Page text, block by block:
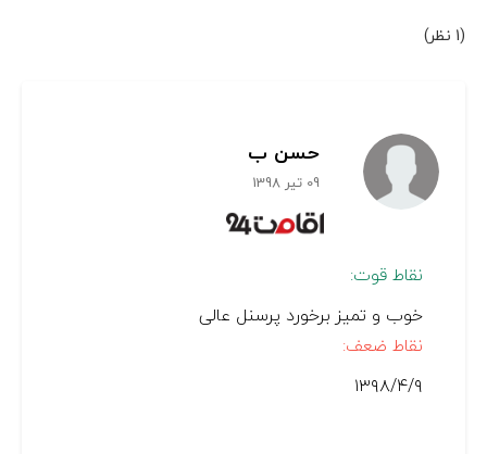
(1 نظر)
حسن ب
09 تیر 1398
نقاط قوت:
خوب و تمیز برخورد پرسنل عالی
نقاط ضعف:
۱۳۹۸/۴/۹